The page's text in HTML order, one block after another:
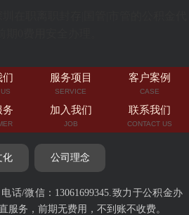
们 服务项目
SERVICE
客户案例
CASE
务 加入我们
JOB
联系我们
CONTACT US
化 公司理念
话/微信：13061699345.致力于公积金办
服务，前期无费用，不到账不收费。